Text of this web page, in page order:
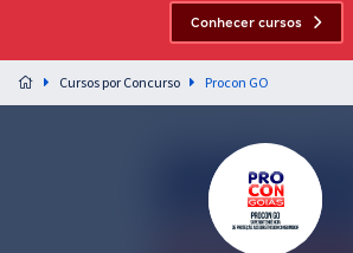
Preparação completa e intensiva para as principais
residências em saúde do Brasil
Conhecer cursos
Cursos por Concurso Procon GO